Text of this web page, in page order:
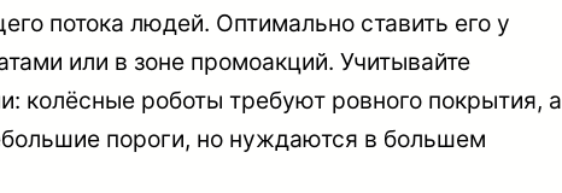
потока людей. Оптимально ставить его у
или в зоне промоакций. Учитывайте
колёсные роботы требуют ровного покрытия, а
пороги, но нуждаются в большем